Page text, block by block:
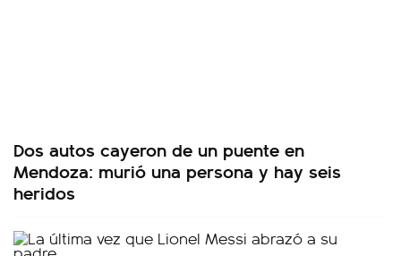
Dos autos cayeron de un puente en
Mendoza: murió una persona y hay seis
heridos